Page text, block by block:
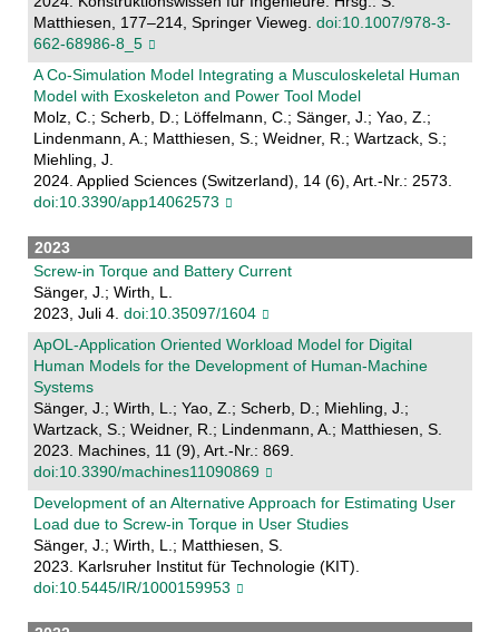
Matthiesen, 177–214, Springer Vieweg. doi:10.1007/978-3-
662-68986-8_5
A Co-Simulation Model Integrating a Musculoskeletal Human
Model with Exoskeleton and Power Tool Model
Molz, C.; Scherb, D.; Löffelmann, C.; Sänger, J.; Yao, Z.;
Lindenmann, A.; Matthiesen, S.; Weidner, R.; Wartzack, S.;
Miehling, J.
2024. Applied Sciences (Switzerland), 14 (6), Art.-Nr.: 2573.
doi:10.3390/app14062573
2023
Screw-in Torque and Battery Current
Sänger, J.; Wirth, L.
2023, Juli 4. doi:10.35097/1604
ApOL-Application Oriented Workload Model for Digital
Human Models for the Development of Human-Machine
Systems
Sänger, J.; Wirth, L.; Yao, Z.; Scherb, D.; Miehling, J.;
Wartzack, S.; Weidner, R.; Lindenmann, A.; Matthiesen, S.
2023. Machines, 11 (9), Art.-Nr.: 869.
doi:10.3390/machines11090869
Development of an Alternative Approach for Estimating User
Load due to Screw-in Torque in User Studies
Sänger, J.; Wirth, L.; Matthiesen, S.
2023. Karlsruher Institut für Technologie (KIT).
doi:10.5445/IR/1000159953